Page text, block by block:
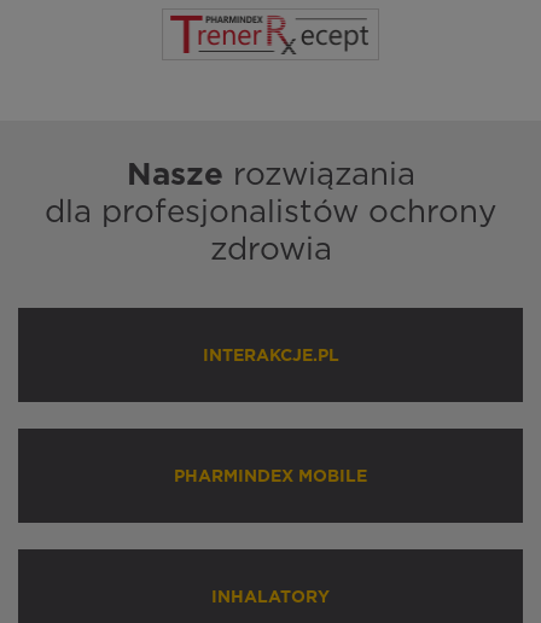
Nasze rozwiązania
dla profesjonalistów ochrony
zdrowia
INTERAKCJE.PL
PHARMINDEX MOBILE
INHALATORY